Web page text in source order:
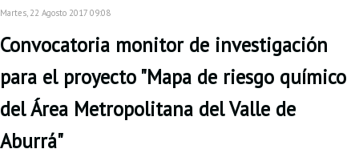
Martes, 22 Agosto 2017 09:08
Convocatoria monitor de investigación
para el proyecto "Mapa de riesgo químico
del Área Metropolitana del Valle de
Aburrá"